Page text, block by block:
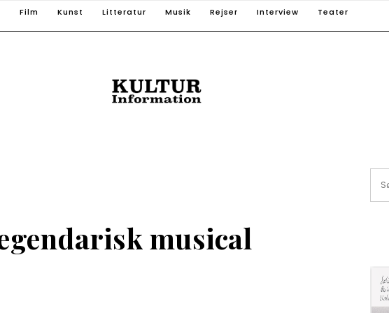
Film Kunst Litteratur Musik Rejser Interview Teater
musical